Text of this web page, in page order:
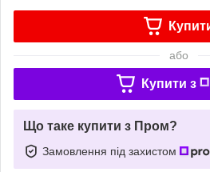
або
Купити з
Що таке купити з Пром?
Замовлення під захистом